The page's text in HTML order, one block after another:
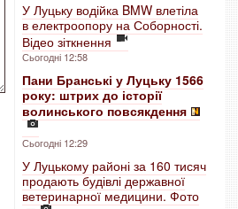
У Луцьку водійка BMW влетіла
в електроопору на Соборності.
Відео зіткнення
Сьогодні 12:58
Пани Бранські у Луцьку 1566
року: штрих до історії
волинського повсякдення
Сьогодні 12:29
У Луцькому районі за 160 тисяч
продають будівлі державної
ветеринарної медицини. Фото